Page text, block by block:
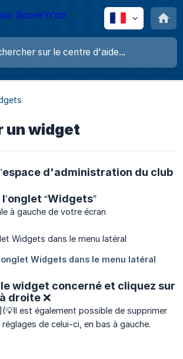
un widget
d'administration du club
“Widgets”
à gauche de votre écran
widget concerné et cliquez sur
droite ❌
est également possible de supprimer
de celui-ci, en bas à gauche.